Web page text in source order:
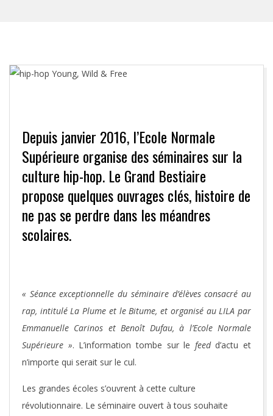
Depuis janvier 2016, l’Ecole Normale
Supérieure organise des séminaires sur la
culture hip-hop. Le Grand Bestiaire
propose quelques ouvrages clés, histoire de
ne pas se perdre dans les méandres
scolaires.
« Séance exceptionnelle du séminaire d’élèves consacré au
rap, intitulé La Plume et le Bitume, et organisé au LILA par
Emmanuelle Carinos et Benoît Dufau, à l’Ecole Normale
Supérieure ». L’information tombe sur le feed d’actu et
n’importe qui serait sur le cul.
Les grandes écoles s’ouvrent à cette culture
révolutionnaire. Le séminaire ouvert à tous souhaite